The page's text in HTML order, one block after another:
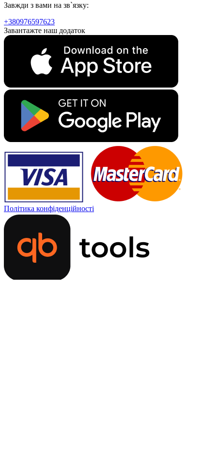
Завжди з вами на зв`язку:
+380976597623
Завантажте наш додаток
Політика конфіденційності